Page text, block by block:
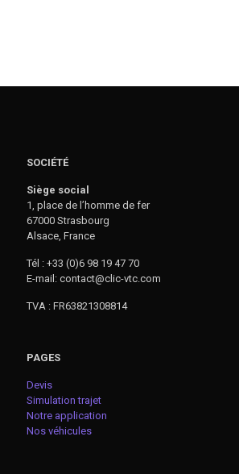
SOCIÉTÉ
Siège social
1, place de l’homme de fer
67000 Strasbourg
Alsace, France
Tél : +33 (0)6 98 19 47 70
E-mail: contact@clic-vtc.com
TVA : FR63821308814
PAGES
Devis
Simulation trajet
Notre application
Nos véhicules